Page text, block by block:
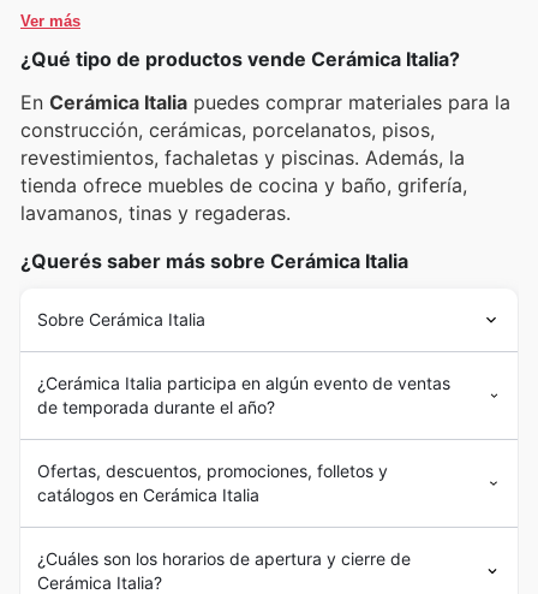
clientes pueden descubrir estas y muchas otras
semanales y anuncios exclusivos de Cerámica Italia,
siempre con promociones y ofertas imperdibles.
Ver más
¿Qué tipo de productos vende Cerámica Italia?
En Cerámica Italia puedes comprar materiales para la
construcción, cerámicas, porcelanatos, pisos,
revestimientos, fachaletas y piscinas. Además, la
tienda ofrece muebles de cocina y baño, grifería,
lavamanos, tinas y regaderas.
¿Querés saber más sobre Cerámica Italia
Sobre Cerámica Italia
¿Cerámica Italia participa en algún evento de ventas
de temporada durante el año?
Ofertas, descuentos, promociones, folletos y
catálogos en Cerámica Italia
¿Cuáles son los horarios de apertura y cierre de
Cerámica Italia?